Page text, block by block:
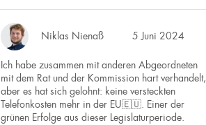
Niklas Nienaß 5 Juni 2024
Ich habe zusammen mit anderen Abgeordneten
mit dem Rat und der Kommission hart verhandelt,
aber es hat sich gelohnt: keine versteckten
Telefonkosten mehr in der EU🇪🇺. Einer der
grünen Erfolge aus dieser Legislaturperiode.